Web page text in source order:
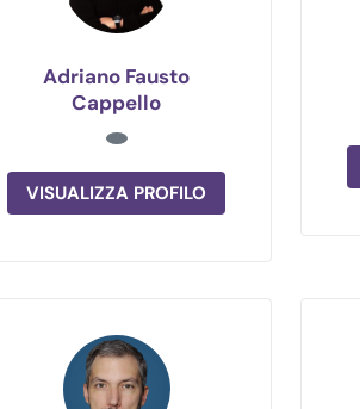
Adriano Fausto
Cappello
VISUALIZZA PROFILO